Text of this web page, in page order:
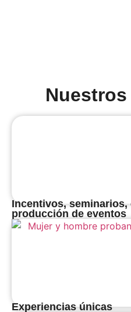
Incentivos,
producción de eventos
Experiencias únicas